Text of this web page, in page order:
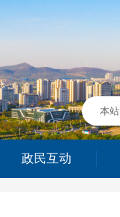
本站
政民互动